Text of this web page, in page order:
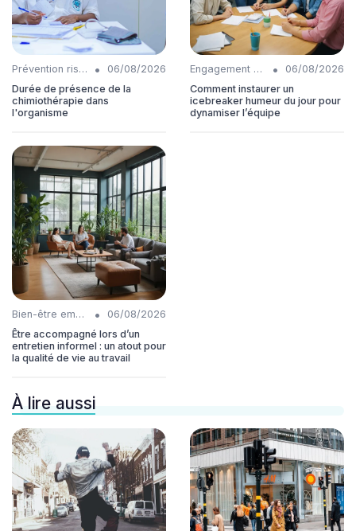
Prévention risques •
06/08/2026
Durée de présence de la
chimiothérapie dans
l'organisme
Engagement collaborateurs •
06/08/2026
Comment instaurer un
icebreaker humeur du jour pour
dynamiser l’équipe
Bien-être employés •
06/08/2026
Être accompagné lors d’un
entretien informel : un atout pour
la qualité de vie au travail
À lire aussi